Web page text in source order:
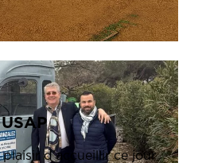
USAP
d’accueillir ce jour